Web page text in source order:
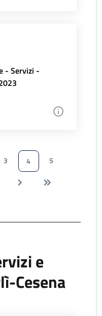
- Servizi -
3 4
5
e
Cesena